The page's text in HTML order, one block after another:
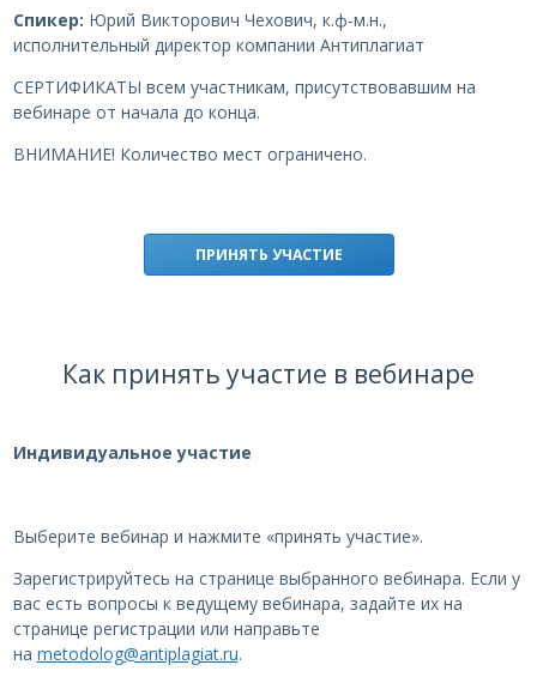
Спикер: Юрий Викторович Чехович, к.ф-м.н.,
исполнительный директор компании Антиплагиат
СЕРТИФИКАТЫ всем участникам, присутствовавшим на
вебинаре от начала до конца.
ВНИМАНИЕ! Количество мест ограничено.
ПРИНЯТЬ УЧАСТИЕ
Как принять участие в вебинаре
Индивидуальное участие
Выберите вебинар и нажмите «принять участие».
Зарегистрируйтесь на странице выбранного вебинара. Если у
вас есть вопросы к ведущему вебинара, задайте их на
странице регистрации или направьте
на metodolog@antiplagiat.ru.